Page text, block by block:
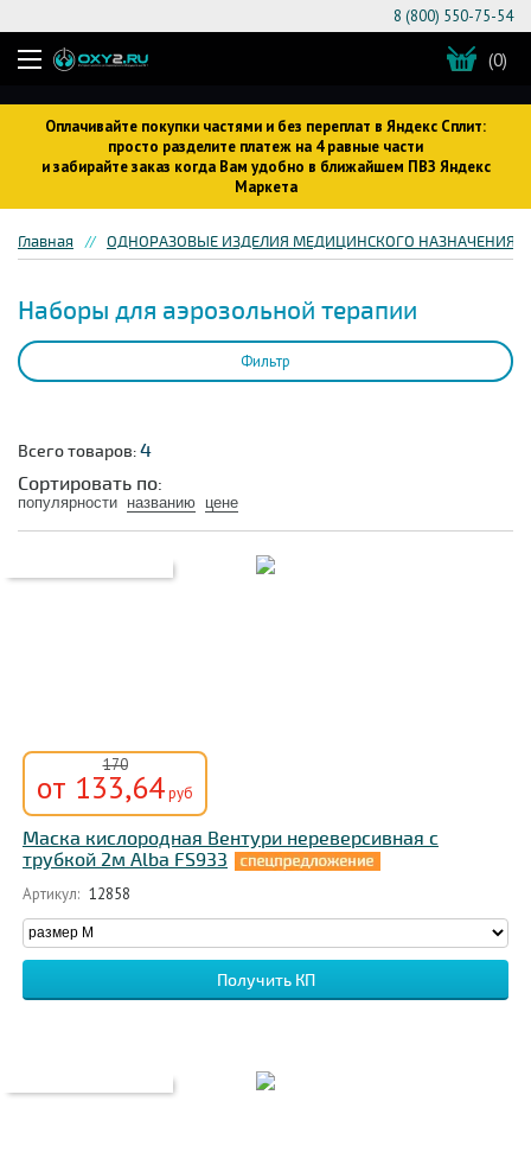
Оплачивайте покупки частями и без переплат в Яндекс Сплит:
просто разделите платеж на 4 равные части
и забирайте заказ когда Вам удобно в ближайшем ПВЗ Яндекс
Маркета
8 (800) 550-75-54
(0)
Главная ОДНОРАЗОВЫЕ ИЗДЕЛИЯ МЕДИЦИНСКОГО НАЗНАЧЕНИЯ
Наборы для аэрозольной терапии
Фильтр
Всего товаров:4
Сортировать по:
популярности названию цене
170
от 133,64руб
Маска кислородная Вентури нереверсивная с
трубкой 2м Alba FS933
Артикул: 12858
Получить КП